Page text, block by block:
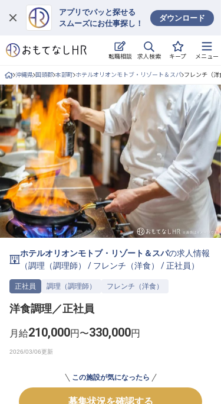
アプリでパッと探せる
スムーズにお仕事探し！
ダウンロード
転職相談 求人検索 キープ メニュー
ログイン
求人・施設を探す
キープした求人
就職・転職 合同説明会
おもてなしHRについて
ご利用の流れ
よくある質問
ホテル・宿泊業界情報コラム
無料 転職サポートに申し込む
採用をお考えの企業様へ
沖縄県 国頭郡 本部町 ホテルオリオンモトブ・リゾート＆スパ フレンチ（
ホテルオリオンモトブ・リゾート＆スパの求人情報
（調理（調理師） / フレンチ（洋食） /正社員 ）
正社員 調理（調理師） フレンチ（洋食）
洋食調理／正社員
月給210,000円〜330,000円
この施設が気になったら
募集状況を確認する